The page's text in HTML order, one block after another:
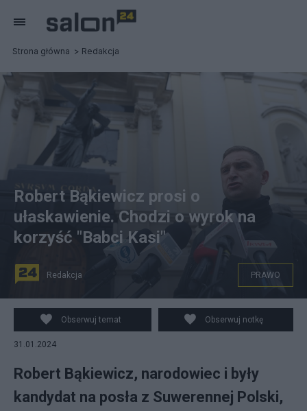
Strona główna Redakcja
fot. PAP/Tomasz Gzell
Robert Bąkiewicz prosi o
ułaskawienie. Chodzi o wyrok na
korzyść "Babci Kasi"
Redakcja PRAWO
Obserwuj temat Obserwuj notkę
31.01.2024
Robert Bąkiewicz, narodowiec i były
kandydat na posła z Suwerennej Polski,